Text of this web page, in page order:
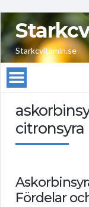
Starkcvitamin.se
citronsyra
Fördelar